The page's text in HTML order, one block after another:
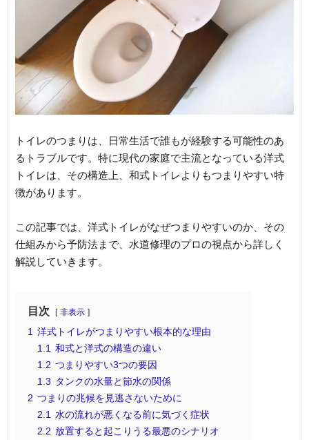
トイレのつまりは、日常生活で誰もが経験する可能性のあ
るトラブルです。特に現代の家庭で主流となっている洋式
トイレは、その構造上、和式トイレよりもつまりやすい特
徴があります。
この記事では、洋式トイレがなぜつまりやすいのか、その
仕組みから予防法まで、水道修理のプロの視点から詳しく
解説していきます。
目次 非表示
1
洋式トイレがつまりやすい根本的な理由
1.1
和式と洋式の構造の違い
1.2 つまりやすい3つの要因
1.3 タンクの水量と節水の関係
2 つまりの兆候を見逃さないために
2.1
水の流れが悪くなる前に気づく症状
2.2 放置すると起こりうる最悪のシナリオ